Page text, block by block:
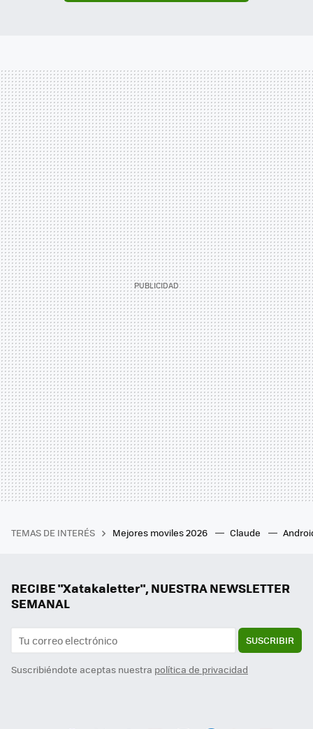
TEMAS DE INTERÉS Mejores moviles 2026 Claude
RECIBE "Xatakaletter", NUESTRA NEWSLETTER
SEMANAL
SUSCRIBIR
Suscribiéndote aceptas nuestra política de privacidad